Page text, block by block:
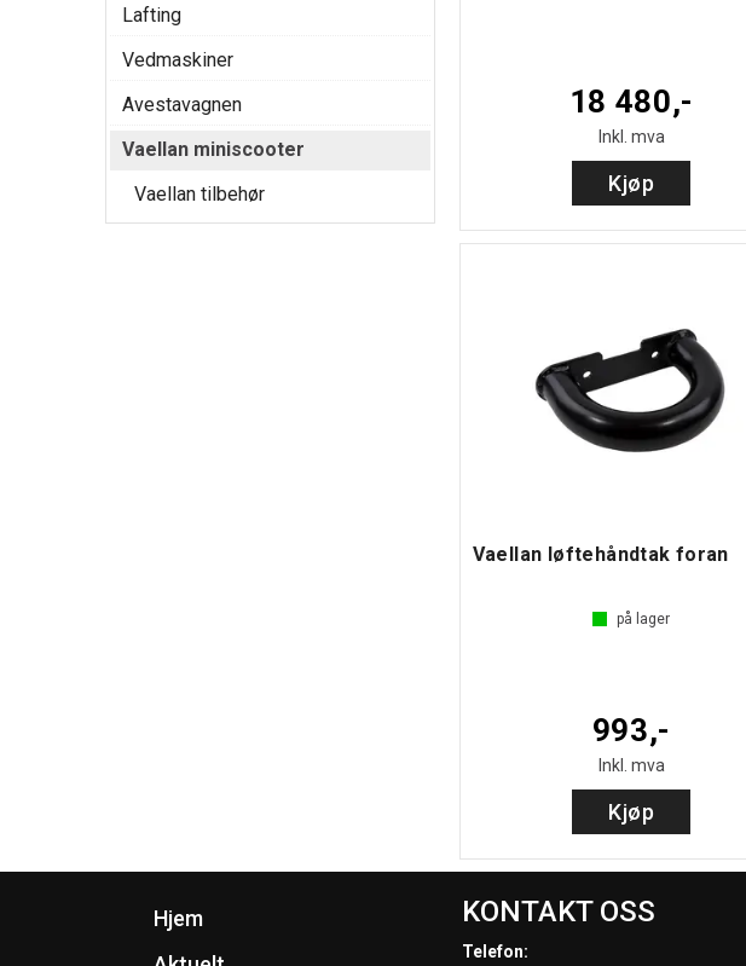
Lafting
Vedmaskiner
Avestavagnen
Vaellan miniscooter
Vaellan tilbehør
18 480,-
Inkl. mva
Kjøp
Vaellan løftehåndtak foran
på lager
993,-
Inkl. mva
Kjøp
Hjem
KONTAKT OSS
Telefon: